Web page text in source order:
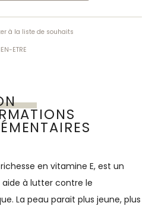
à la liste de souhaits
ETRE
richesse en vitamine E, est un
à lutter contre le
La peau parait plus jeune, plus